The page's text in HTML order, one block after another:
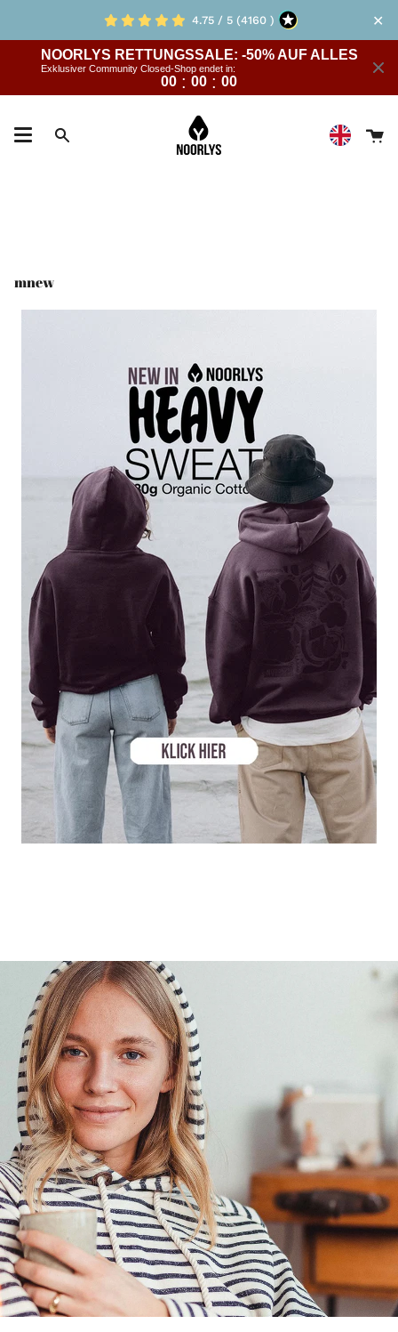
content
4.75 / 5 (4160 ) ✕
NOORLYS RETTUNGSSALE: -50% AUF ALLES
Exklusiver Community Closed-Shop endet in:
00 : 00 : 00
Suche
mnew